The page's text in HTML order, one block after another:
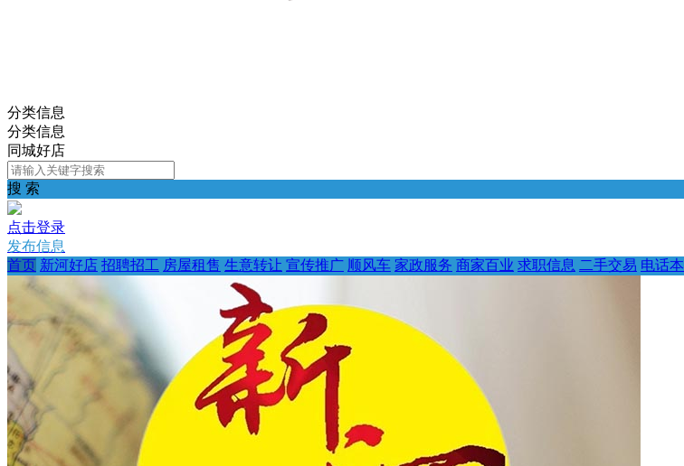
分类信息
分类信息
同城好店
搜 索
点击登录
发布信息
首页 新河好店 招聘招工 房屋租售 生意转让 宣传推广 顺风车 家政服务 商家百业 求职信息 二手交易 电话本